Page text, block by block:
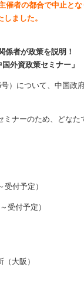
催者の都合で中止と
ました。
係者が政策を説明！
外資政策セミナー」
）について、中国政
ナーのため、どなた
付予定）
受付予定）
大阪）